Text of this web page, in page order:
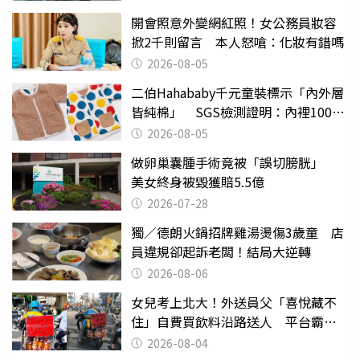
開會照意外變網紅照！女公務員妝容
掀2千則留言 本人怒嗆：化妝有錯嗎
2026-08-05
二伯Hahababy千元童裝標示「內外層
皆純棉」 SGS檢測證明：內裡100%
聚酯纖維
2026-08-05
做卵巢囊腫手術竟被「誤切膀胱」
美女終身被毀獲賠5.5億
2026-07-28
獨／德朗火鍋招牌雞湯燙傷3歲童 店
員違規卻起訴老闆！結局大逆轉
2026-08-06
女兒考上北大！外送員父「喜悅藏不
住」自費買飲料沿路送人 平台霸氣
幫付學費
2026-08-04